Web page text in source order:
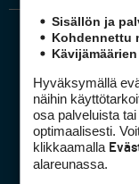
Sisällön ja
Kohdennettu
Hyväksymällä
näihin
osa palveluista
optimaalisesti.
klikkaamalla
alareunassa.